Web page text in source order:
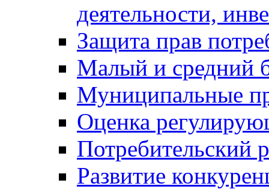
деятельности,
Защита прав
Малый и средний
Муниципальные
Оценка
Потребительский
Развитие